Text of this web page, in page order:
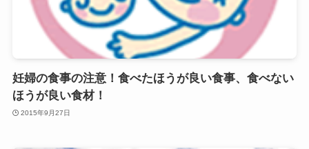
妊婦の食事の注意！食べたほうが良い食事、食べない
ほうが良い食材！
2015年9月27日